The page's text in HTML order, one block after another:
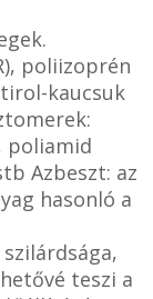
poliizoprén
kaucsuk
poliamid
Azbeszt: az
hasonló a
teszi a